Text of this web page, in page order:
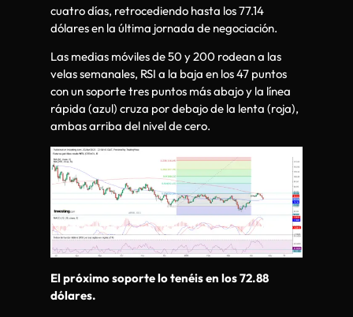
cuatro días, retrocediendo hasta los 77.14
dólares en la última jornada de negociación.
Las medias móviles de 50 y 200 rodean a las
velas semanales, RSI a la baja en los 47 puntos
con un soporte tres puntos más abajo y la línea
rápida (azul) cruza por debajo de la lenta (roja),
ambas arriba del nivel de cero.
El próximo soporte lo tenéis en los 72.88
dólares.